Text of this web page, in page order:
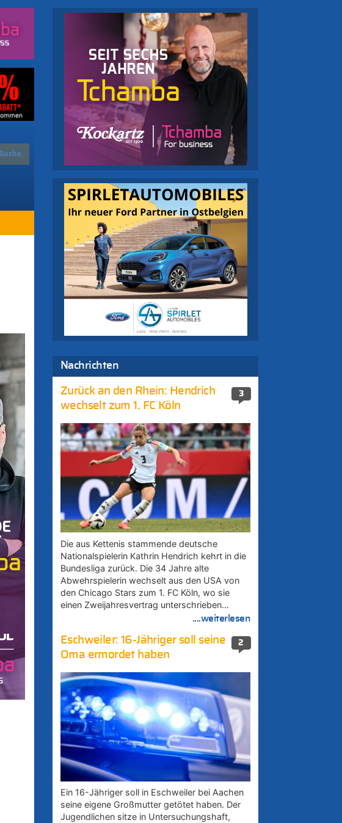
Nachrichten
3
Zurück an den Rhein: Hendrich
wechselt zum 1. FC Köln
Die aus Kettenis stammende deutsche
Nationalspielerin Kathrin Hendrich kehrt in die
Bundesliga zurück. Die 34 Jahre alte
Abwehrspielerin wechselt aus den USA von
den Chicago Stars zum 1. FC Köln, wo sie
einen Zweijahresvertrag unterschrieben…
....weiterlesen
2
Eschweiler: 16-Jähriger soll seine
Oma ermordet haben
Ein 16-Jähriger soll in Eschweiler bei Aachen
seine eigene Großmutter getötet haben. Der
Jugendlichen sitze in Untersuchungshaft,